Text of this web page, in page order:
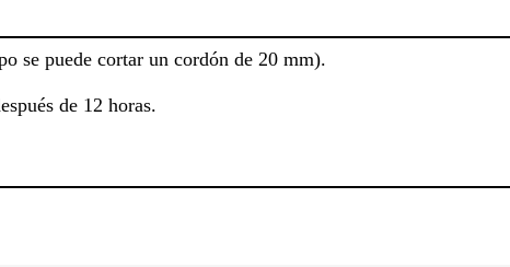
se puede cortar un cordón de 20 mm).
de 12 horas.